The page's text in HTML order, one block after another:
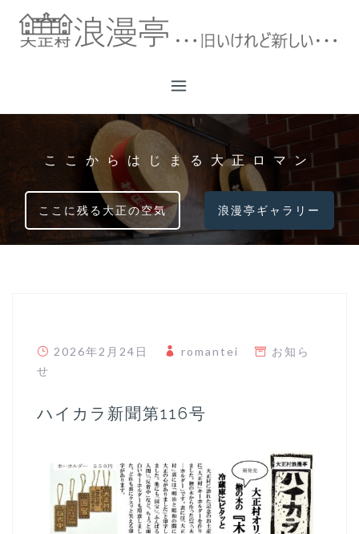
ッ
ここからはじまる大正ロマン
ここに残る大正の空気 浪漫亭ギャラリー
2026年2月24日 romantei
お知ら
せ
ハイカラ新聞第116号